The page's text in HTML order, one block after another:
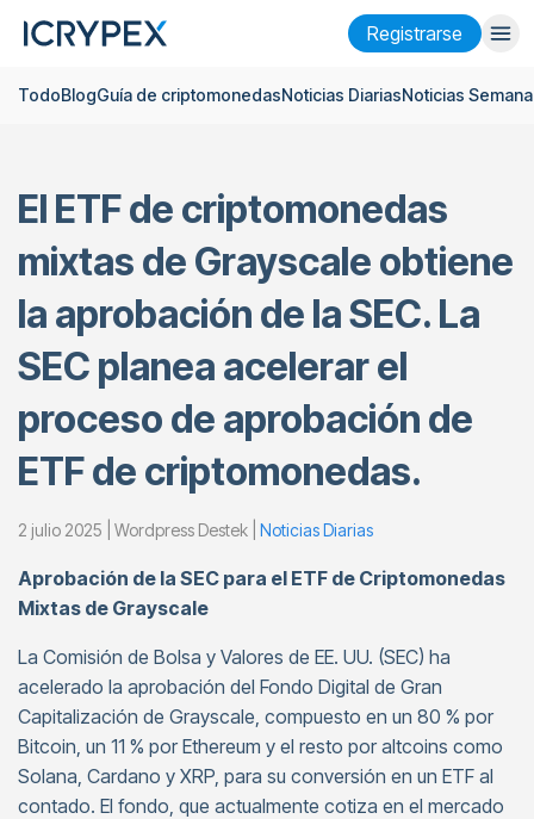
Registrarse
Iniciar sesión Registrarse
Empresa
Investigación
Ayuda
Futurosx50
Language
TodoBlogGuía de criptomonedasNoticias DiariasNoticias
El ETF de criptomonedas
mixtas de Grayscale obtiene
la aprobación de la SEC. La
SEC planea acelerar el
proceso de aprobación de
ETF de criptomonedas.
2 julio 2025 | Wordpress Destek | Noticias Diarias
Aprobación de la SEC para el ETF de Criptomonedas
Mixtas de Grayscale
La Comisión de Bolsa y Valores de EE. UU. (SEC) ha
acelerado la aprobación del Fondo Digital de Gran
Capitalización de Grayscale, compuesto en un 80 % por
Bitcoin, un 11 % por Ethereum y el resto por altcoins como
Solana, Cardano y XRP, para su conversión en un ETF al
contado. El fondo, que actualmente cotiza en el mercado